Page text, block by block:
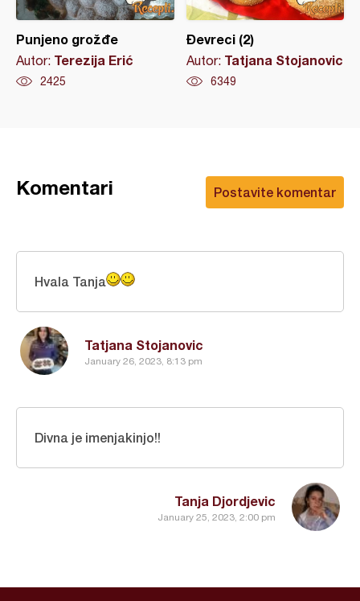
Punjeno grožđe
Autor: Terezija Erić
2425
Đevreci (2)
Autor: Tatjana Stojanovic
6349
Postavite komentar
Komentari
Tatjana Stojanovic
January 26, 2023, 8:13 pm
Hvala Tanja
Tanja Djordjevic
January 25, 2023, 2:00 pm
Divna je imenjakinjo!!